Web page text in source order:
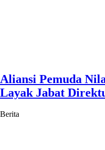
Aliansi Pemuda
Layak Jabat
Berita